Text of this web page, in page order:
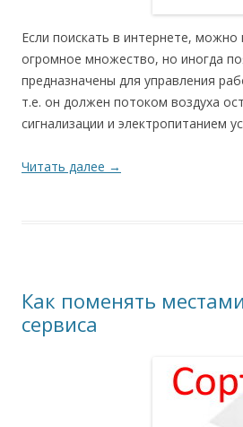
Если поискать в интернете,
огромное множество, но иногда
предназначены для управления
т.е. он должен потоком воздуха
сигнализации и электропитанием
Читать далее →
Как поменять
сервиса